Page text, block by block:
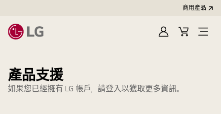
商用產品
登
購
產品支援
如果您已經擁有 LG 帳戶，請登入以獲取更多資訊。